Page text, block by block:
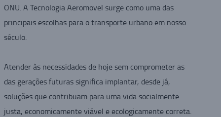
ONU. A Tecnologia Aeromovel surge como uma das
principais escolhas para o transporte urbano em nosso
século.
Atender às necessidades de hoje sem comprometer as
das gerações futuras significa implantar, desde já,
soluções que contribuam para uma vida socialmente
justa, economicamente viável e ecologicamente correta.